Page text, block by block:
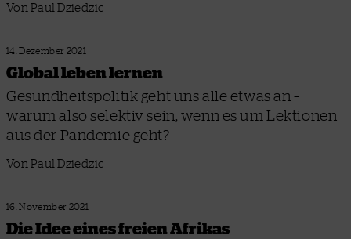
Von Paul Dziedzic
14. Dezember 2021
Global leben lernen
Gesundheitspolitik geht uns alle etwas an –
warum also selektiv sein, wenn es um Lektionen
aus der Pandemie geht?
Von Paul Dziedzic
16. November 2021
Die Idee eines freien Afrikas